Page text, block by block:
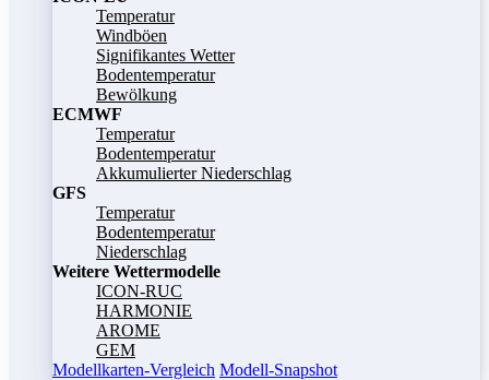
Temperatur
Windböen
Signifikantes Wetter
Bodentemperatur
Bewölkung
ECMWF
Temperatur
Bodentemperatur
Akkumulierter Niederschlag
GFS
Temperatur
Bodentemperatur
Niederschlag
Weitere Wettermodelle
ICON-RUC
HARMONIE
AROME
GEM
Modellkarten-Vergleich Modell-Snapshot